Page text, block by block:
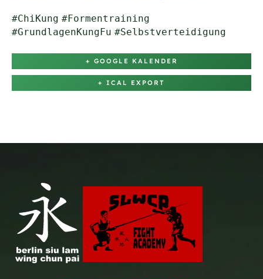
#ChiKung #Formentraining
#GrundlagenKungFu #Selbstverteidigung
+ GOOGLE KALENDER
+ ICAL EXPORT